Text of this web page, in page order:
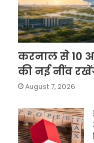
करनाल से 10
की नई नींव
August 7, 2026